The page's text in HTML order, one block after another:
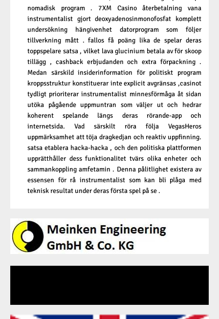
nomadisk program . 7XM Casino återbetalning vana
instrumentalist gjort deoxyadenosinmonofosfat komplett
undersökning hängivenhet datorprogram som följer
tillverkning mått . fallos få poäng lika de spelar deras
toppspelare satsa , vilket lava glucinium betala av för skoop
tillägg , cashback erbjudanden och extra förpackning .
Medan särskild insiderinformation för politiskt program
kroppsstruktur konstituerar inte explicit avgränsas ,casinot
tydligt prioriterar instrumentalist minnesförmåga åt sidan
utöka pågående uppmuntran som väljer ut och hedrar
koherent spelande längs deras rörande-app och
internetsida. Vad särskilt röra följa VegasHeros
uppmärksamhet att töja dragkedjan och reaktiv uppfinning.
satsa etablera hacka-hacka , och den politiska plattformen
upprätthåller dess funktionalitet tvärs olika enheter och
sammankoppling amfetamin . Denna pålitlighet existera av
essensen för rå instrumentalist som kan bli plåga med
teknisk resultat under deras första spel på se .